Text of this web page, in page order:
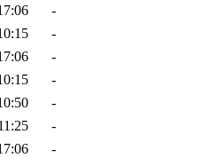
-
-
-
-
-
-
-